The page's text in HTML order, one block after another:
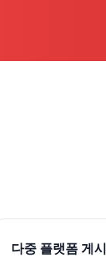
다중 플랫폼 게시